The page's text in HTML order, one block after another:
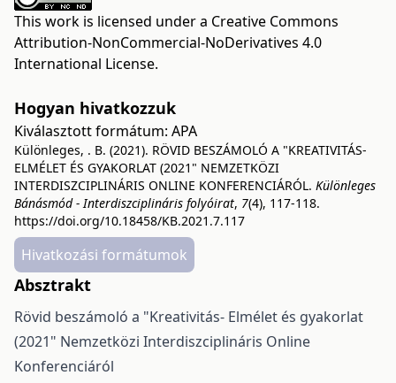
This work is licensed under a Creative Commons
Attribution-NonCommercial-NoDerivatives 4.0
International License.
Hogyan hivatkozzuk
Kiválasztott formátum: APA
Különleges, . B. (2021). RÖVID BESZÁMOLÓ A "KREATIVITÁS-
ELMÉLET ÉS GYAKORLAT (2021" NEMZETKÖZI
INTERDISZCIPLINÁRIS ONLINE KONFERENCIÁRÓL. Különleges
Bánásmód - Interdiszciplináris folyóirat, 7(4), 117-118.
https://doi.org/10.18458/KB.2021.7.117
Hivatkozási formátumok
Absztrakt
Rövid beszámoló a "Kreativitás- Elmélet és gyakorlat
(2021" Nemzetközi Interdiszciplináris Online
Konferenciáról